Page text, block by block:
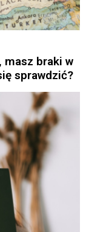
masz braki w
sprawdzić?